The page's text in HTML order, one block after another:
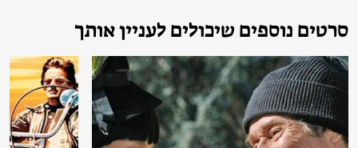
סרטים נוספים שיכולים לעניין אותך